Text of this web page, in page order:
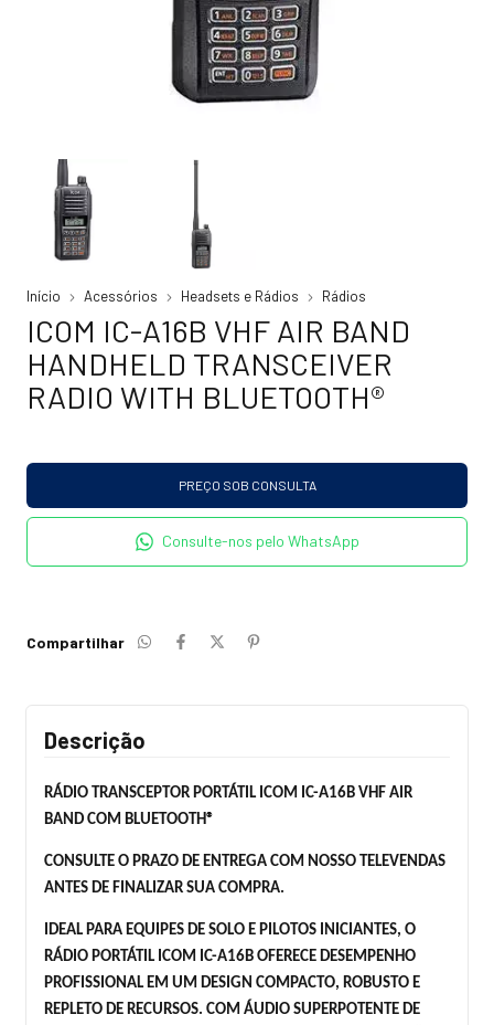
Início Acessórios Headsets e Rádios Rádios
ICOM IC-A16B VHF AIR BAND
HANDHELD TRANSCEIVER
RADIO WITH BLUETOOTH®
Consulte-nos pelo WhatsApp
Compartilhar
Descrição
RÁDIO TRANSCEPTOR PORTÁTIL ICOM IC-A16B VHF AIR
BAND COM BLUETOOTH®
CONSULTE O PRAZO DE ENTREGA COM NOSSO TELEVENDAS
ANTES DE FINALIZAR SUA COMPRA.
IDEAL PARA EQUIPES DE SOLO E PILOTOS INICIANTES, O
RÁDIO PORTÁTIL ICOM IC-A16B OFERECE DESEMPENHO
PROFISSIONAL EM UM DESIGN COMPACTO, ROBUSTO E
REPLETO DE RECURSOS. COM ÁUDIO SUPERPOTENTE DE